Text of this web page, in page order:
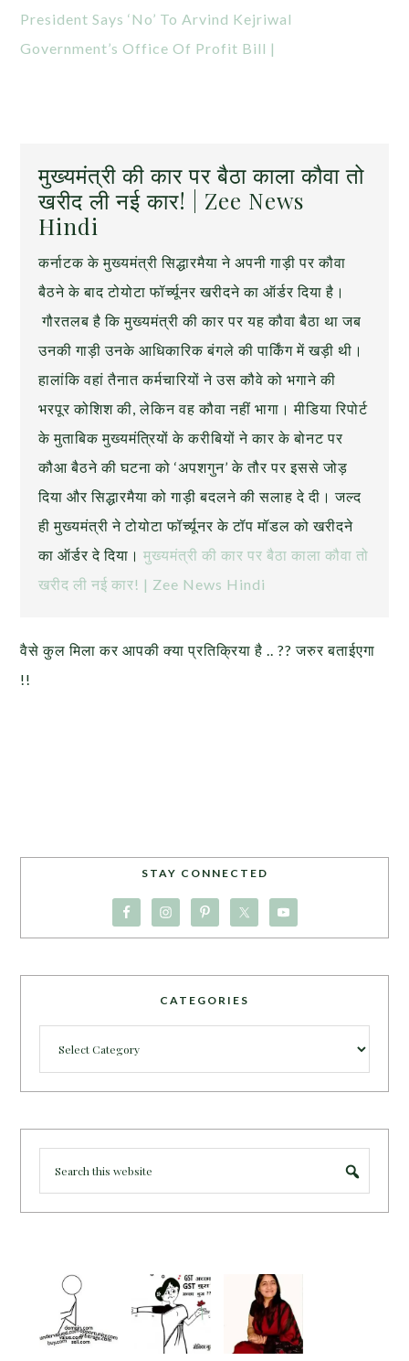
President Says ‘No’ To Arvind Kejriwal
Government’s Office Of Profit Bill |
मुख्यमंत्री की कार पर बैठा काला कौवा तो
खरीद ली नई कार! | Zee News
Hindi
कर्नाटक के मुख्यमंत्री सिद्धारमैया ने अपनी गाड़ी पर कौवा
बैठने के बाद टोयोटा फॉर्च्यूनर खरीदने का ऑर्डर दिया है।
गौरतलब है कि मुख्यमंत्री की कार पर यह कौवा बैठा था जब
उनकी गाड़ी उनके आधिकारिक बंगले की पार्किंग में खड़ी थी।
हालांकि वहां तैनात कर्मचारियों ने उस कौवे को भगाने की
भरपूर कोशिश की, लेकिन वह कौवा नहीं भागा। मीडिया रिपोर्ट
के मुताबिक मुख्यमंत्रियों के करीबियों ने कार के बोनट पर
कौआ बैठने की घटना को ‘अपशगुन’ के तौर पर इससे जोड़
दिया और सिद्धारमैया को गाड़ी बदलने की सलाह दे दी। जल्द
ही मुख्यमंत्री ने टोयोटा फॉर्च्यूनर के टॉप मॉडल को खरीदने
का ऑर्डर दे दिया।मुख्यमंत्री की कार पर बैठा काला कौवा तो
खरीद ली नई कार! | Zee News Hindi
वैसे कुल मिला कर आपकी क्या प्रतिक्रिया है .. ?? जरुर बताईएगा
!!
STAY CONNECTED
CATEGORIES